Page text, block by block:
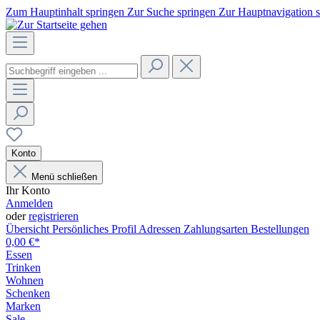
Zum Hauptinhalt springen Zur Suche springen Zur Hauptnavigation
Konto
Menü schließen
Ihr Konto
Anmelden
oderregistrieren
Übersicht Persönliches Profil Adressen Zahlungsarten Bestellungen
0,00 €*
Essen
Trinken
Wohnen
Schenken
Marken